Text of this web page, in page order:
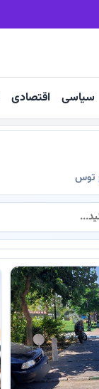
رضوی
سیاسی اقتصادی
توس